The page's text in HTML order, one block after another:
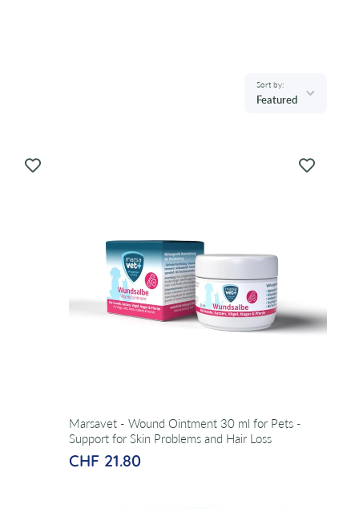
Sort by:
Featured
Marsavet - Wound Ointment 30 ml for Pets -
Support for Skin Problems and Hair Loss
CHF 21.80